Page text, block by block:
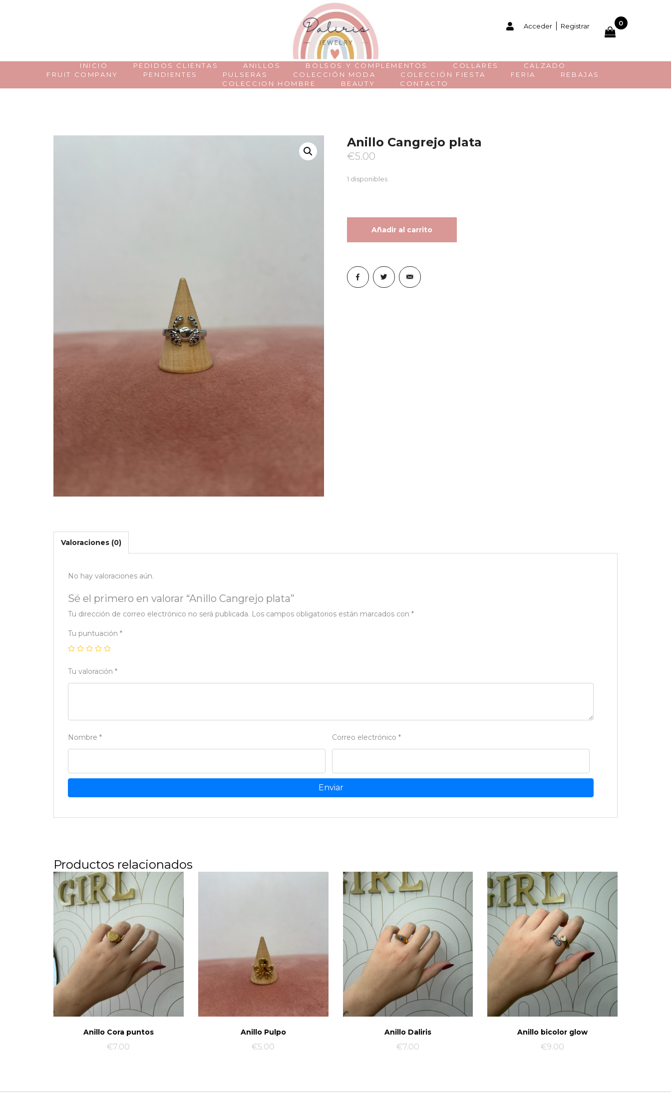
Acceder Registrar 0
INICIO PEDIDOS CLIENTAS ANILLOS BOLSOS Y COMPLEMENTOS COLLARES
CALZADO
FRUIT COMPANY
PENDIENTES PULSERAS COLECCIÓN MODA COLECCIÓN FIESTA FERIA
REBAJAS
COLECCION HOMBRE
BEAUTY CONTACTO
Anillo Cangrejo plata
€5.00
1 disponibles
Añadir al carrito
Valoraciones (0)
No hay valoraciones aún.
Sé el primero en valorar “Anillo Cangrejo plata”
Tu dirección de correo electrónico no será publicada. Los campos obligatorios están marcados con *
Tu puntuación *
Tu valoración *
Nombre * Correo electrónico *
Productos relacionados
Anillo Cora puntos
€7.00
Anillo Pulpo
€5.00
Anillo Daliris
€7.00
Anillo bicolor glow
€9.00